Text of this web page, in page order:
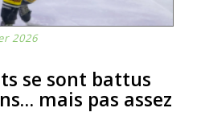
2026
se sont battus
mais pas assez